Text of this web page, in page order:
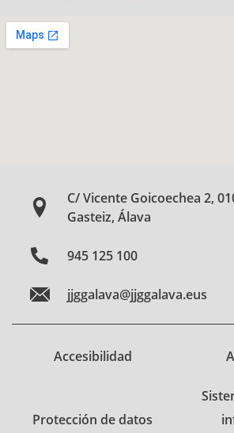
C/ Vicente Goicoechea 2,
Gasteiz, Álava
945 125 100
jjggalava@jjggalava.eus
Accesibilidad
Protección de datos